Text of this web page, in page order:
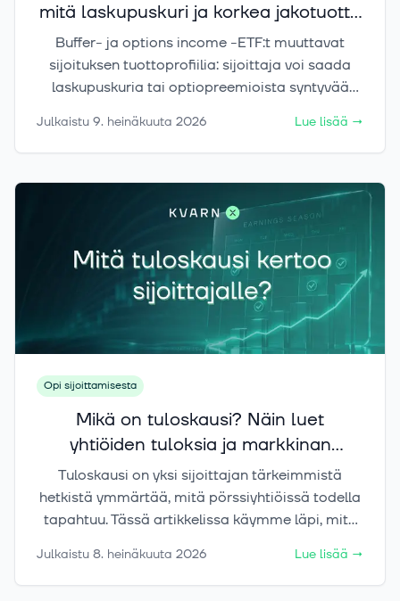
mitä laskupuskuri ja korkea jakotuotto
oikeasti maksavat?
Buffer- ja options income -ETF:t muuttavat
sijoituksen tuottoprofiilia: sijoittaja voi saada
laskupuskuria tai optiopreemioista syntyvää
nousupotentiaalista voi jäädä saamatta.
Julkaistu 9. heinäkuuta 2026 Lue lisää →
Opi sijoittamisesta
Mikä on tuloskausi? Näin luet
yhtiöiden tuloksia ja markkinan
reaktioita
Tuloskausi on yksi sijoittajan tärkeimmistä
hetkistä ymmärtää, mitä pörssiyhtiöissä todella
tapahtuu. Tässä artikkelissa käymme läpi, mitä
kannattaa katsoa ja miksi osake voi liikkua
voimakkaasti, vaikka tulos näyttäisi
Julkaistu 8. heinäkuuta 2026 Lue lisää →